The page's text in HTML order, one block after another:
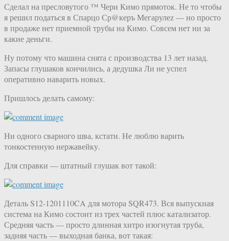
Сделал на пресловутого ™ Чери Кимо прямоток. Не то чтобы
я решил податься в Спарцо Ср@керъ Мегарулеz — но просто
в продаже нет приемной трубы на Кимо. Совсем нет ни за
какие деньги.
Ну потому что машина снята с производства 13 лет назад.
Запасы глушаков кончились, а дедушка Ли не успел
оперативно наварить новых.
Пришлось делать самому:
Ни одного сварного шва, кстати. Не люблю варить
тонкостенную нержавейку.
Для справки — штатный глушак вот такой:
Деталь S12-1201110CA для мотора SQR473. Вся выпускная
система на Кимо состоит из трех частей плюс катализатор.
Средняя часть — просто длинная хитро изогнутая труба,
задняя часть — выходная банка, вот такая: